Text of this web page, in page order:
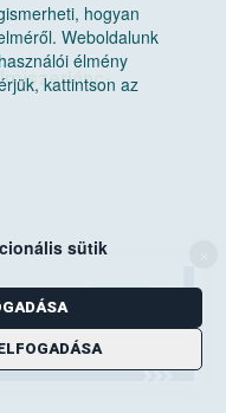
hogyan
Weboldalunk
élmény
kattintson az
sütik